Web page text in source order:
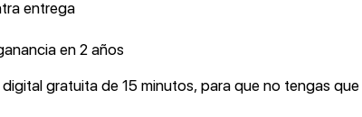
entrega
en 2 años
gratuita de 15 minutos, para que no tengas que